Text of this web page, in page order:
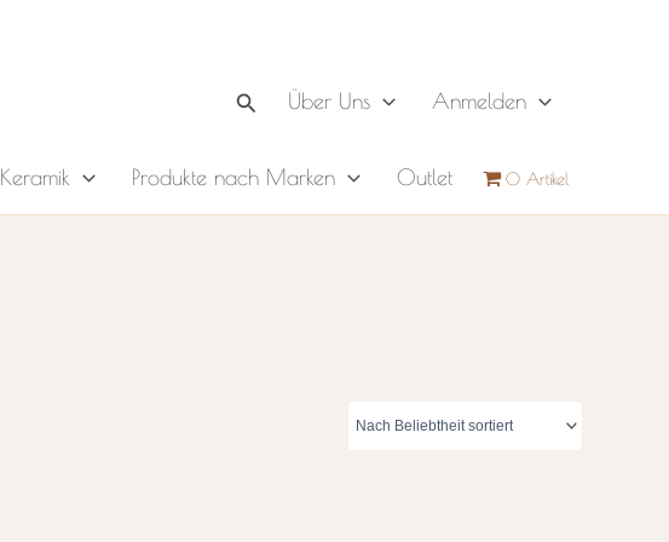
Über Uns Anmelden
Keramik Produkte nach Marken Outlet 0 Artikel